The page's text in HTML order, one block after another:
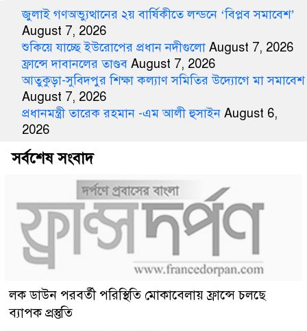
জুলাই গণঅভ্যুত্থানের ২য় বার্ষিকীতে লন্ডনে ‘বিপ্লব সমাবেশ’
August 7, 2026
শুকিয়ে যাচ্ছে ইউরোপের প্রধান নদীগুলো August 7, 2026
ফ্রান্সে দাবানলের তাণ্ডব August 7, 2026
আতুকুড়া-সুবিদপুর শিক্ষা কল্যাণ সমিতির উদ্যোগে মা সমাবেশ
August 7, 2026
প্রধানমন্ত্রী তারেক রহমান -এম আলী হুসাইন August 6,
2026
সর্বশেষ সংবাদ
লক ডাউন পরবর্তী পরিস্থিতি মোকাবেলায় ফ্রান্সে চলছে
ব্যাপক প্রস্তুতি